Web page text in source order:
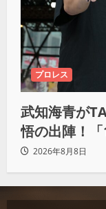
プロレス
武知海青が
悟の出陣！
ちにいきたい
2026年8月8日